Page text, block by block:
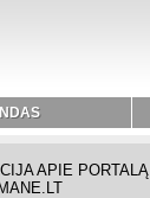
APIE PORTALĄ